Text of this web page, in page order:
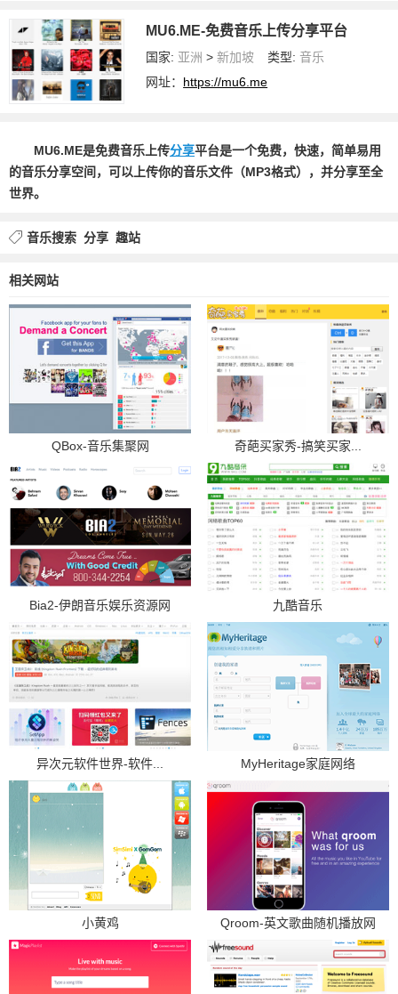
MU6.ME-免费音乐上传分享平台
国家: 亚洲 >新加坡 类型: 音乐
网址： https://mu6.me
MU6.ME是免费音乐上传分享平台是一个免费，快速，简单易用
的音乐分享空间，可以上传你的音乐文件（MP3格式），并分享至全
世界。
音乐搜索 分享 趣站
相关网站
QBox-音乐集聚网 奇葩买家秀-搞笑买家...
Bia2-伊朗音乐娱乐资源网 九酷音乐
异次元软件世界-软件... MyHeritage家庭网络
小黄鸡 Qroom-英文歌曲随机播放网